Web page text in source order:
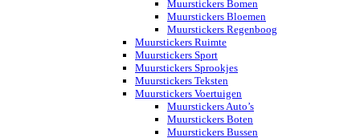
Muurstickers Bomen
Muurstickers Bloemen
Muurstickers Regenboog
Muurstickers Ruimte
Muurstickers Sport
Muurstickers Sprookjes
Muurstickers Teksten
Muurstickers Voertuigen
Muurstickers Auto’s
Muurstickers Boten
Muurstickers Bussen